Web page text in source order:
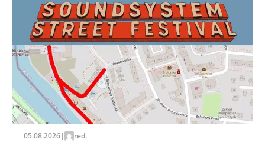
Zapamiętaj moje dane w tej przeglądarce podczas
pisania kolejnych komentarzy.
05.08.2026| red.